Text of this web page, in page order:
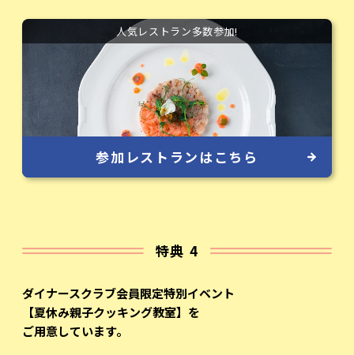
人気レストラン多数参加!
参加レストランはこちら
特典 4
ダイナースクラブ会員限定特別イベント
【夏休み親子クッキング教室】を
ご用意しています。